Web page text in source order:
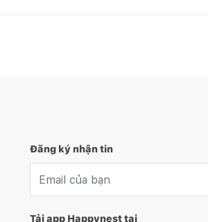
Đăng ký nhận tin
Tải app Happynest tại